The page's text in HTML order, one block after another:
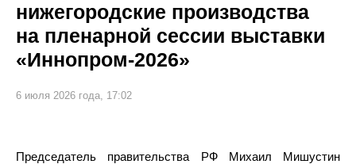
нижегородские производства
на пленарной сессии выставки
«Иннопром-2026»
6 июля 2026 года, 17:02
Председатель правительства РФ Михаил Мишустин